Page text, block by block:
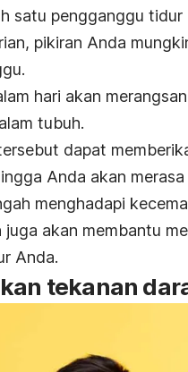
satu pengganggu
pikiran Anda
hari akan
tubuh.
dapat
Anda akan
menghadapi
juga akan membantu
Anda.
tekanan